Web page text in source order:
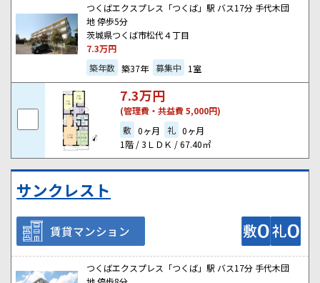
つくばエクスプレス「つくば」駅 バス17分 手代木団
地 停歩5分
茨城県つくば市松代４丁目
7.3万円
築年数 築37年 募集中 1室
7.3万円
(管理費・共益費 5,000円)
敷 0ヶ月 礼 0ヶ月
1階 / 3ＬＤＫ / 67.40㎡
サンクレスト
賃貸マンション
つくばエクスプレス「つくば」駅 バス17分 手代木団